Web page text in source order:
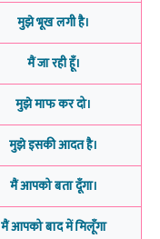
मुझे भूख लगी है।
मैं जा रही हूँ।
मुझे माफ कर दो।
मुझे इसकी आदत है।
मैं आपको बता दूँगा।
मैं आपको बाद में मिलूँगा